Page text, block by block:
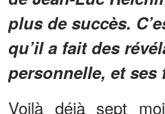
plus de succès.
qu’il a fait des
personnelle, et
Voilà déjà sept